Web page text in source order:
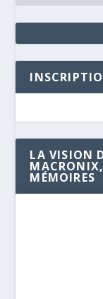
LA VISION
MACRONIX,
MÉMOIRES